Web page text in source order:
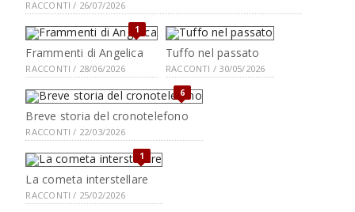
RACCONTI / 26/07/2026
1
Frammenti di Angelica
RACCONTI / 28/06/2026
Tuffo nel passato
RACCONTI / 30/05/2026
6
Breve storia del cronotelefono
RACCONTI / 22/03/2026
1
La cometa interstellare
RACCONTI / 25/02/2026